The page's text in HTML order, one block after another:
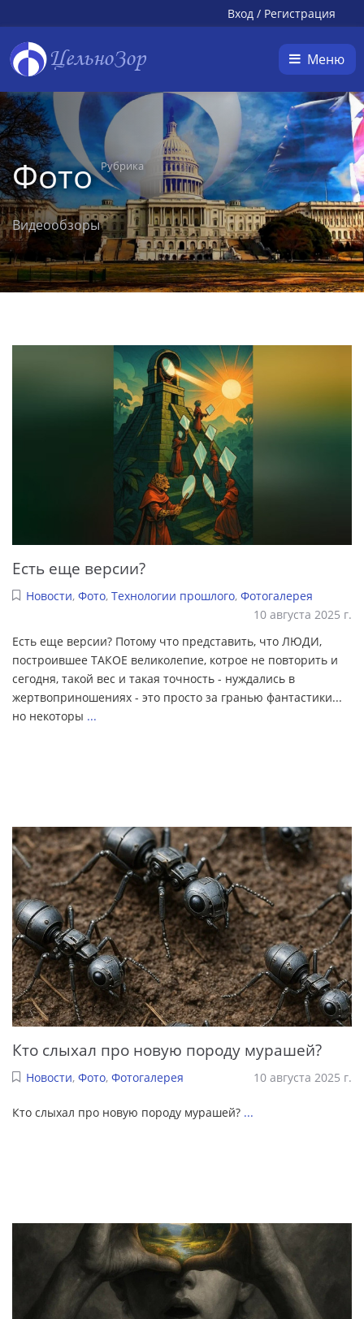
Вход / Регистрация
ЦельноЗор Меню
ФотоРубрика
Видеообзоры
Есть еще версии?
Новости, Фото, Технологии прошлого, Фотогалерея
10 августа 2025 г.
Есть еще версии? Потому что представить, что ЛЮДИ,
построившее ТАКОЕ великолепие, котрое не повторить и
сегодня, такой вес и такая точность - нуждались в
жертвоприношениях - это просто за гранью фантастики...
но некоторы ...
Кто слыхал про новую породу мурашей?
Новости, Фото, Фотогалерея 10 августа 2025 г.
Кто слыхал про новую породу мурашей? ...